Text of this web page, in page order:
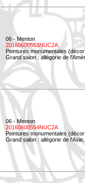
06 - Menton
20160600553NUC2A
Peintures monumentales
Grand salon : allégorie de
06 - Menton
20160600554NUC2A
Peintures monumentales
Grand salon : allégorie de l'Asie.